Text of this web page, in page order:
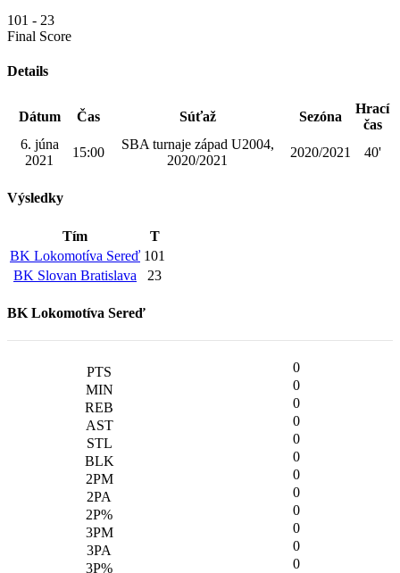
101 - 23
Final Score
Details
Dátum Čas Súťaž Sezóna
Hrací
čas
6. júna
2021
15:00
SBA turnaje západ U2004,
2020/2021
2020/2021 40'
Výsledky
Tím
T
BK Lokomotíva Sereď 101
BK Slovan Bratislava
23
BK Lokomotíva Sereď
0
0
0
0
0
0
0
0
0
0
0
0